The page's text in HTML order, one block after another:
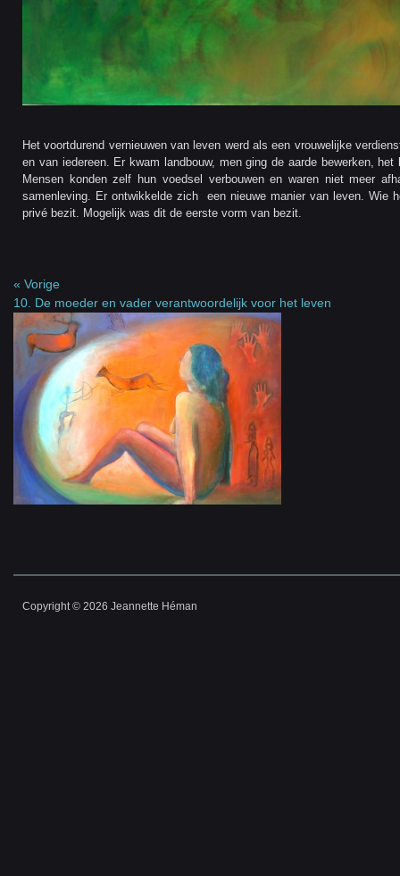
Het voortdurend vernieuwen van leven werd als een vrouwelijke
en van iedereen. Er kwam landbouw, men ging de aarde bewerken,
Mensen konden zelf hun voedsel verbouwen en waren niet meer
samenleving. Er ontwikkelde zich een nieuwe manier van leven. Wie
privé bezit. Mogelijk was dit de eerste vorm van bezit.
« Vorige
10. De moeder en vader verantwoordelijk voor het leven
Copyright © 2026 Jeannette Héman